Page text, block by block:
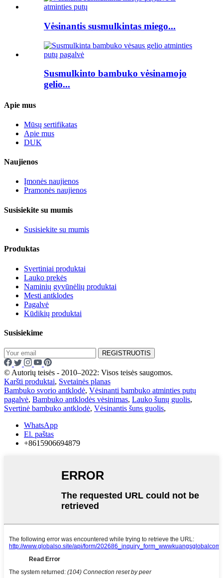
Vėsinantis susmulkintas miego...
Susmulkinto bambuko vėsinamojo
gelio...
Apie mus
Mūsų sertifikatas
Apie mus
DUK
Naujienos
Įmonės naujienos
Pramonės naujienos
Susisiekite su mumis
Susisiekite su mumis
Produktas
Svertiniai produktai
Lauko prekės
Naminių gyvūnėlių produktai
Mesti antklodes
Pagalvė
Kūdikių produktai
Susisiekime
REGISTRUOTIS
© Autorių teisės - 2010–2022: Visos teisės saugomos.
Karšti produktai, Svetainės planas
Bambuko svorio antklodė, Vėsinanti bambuko atminties putų
pagalvė, Bambuko antklodės vėsinimas, Lauko šunų guolis,
Svertinė bambuko antklodė, Vėsinantis šuns guolis,
WhatsApp
El. paštas
+8615906694879